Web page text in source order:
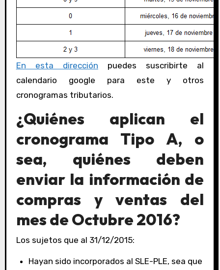
En esta dirección puedes suscribirte al
calendario google para este y otros
cronogramas tributarios.
¿Quiénes aplican el
cronograma Tipo A, o
sea, quiénes deben
enviar la información de
compras y ventas del
mes de Octubre 2016?
Los sujetos que al 31/12/2015:
Hayan sido incorporados al SLE-PLE, sea que